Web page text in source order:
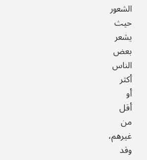
الشعور
حيث
يشعر
بعض
الناس
أكثر
أو
أقل
من
غيرهم،
وقد